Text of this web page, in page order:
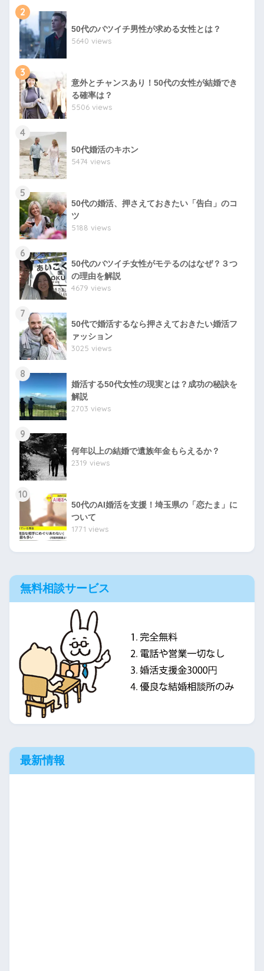
2
50代のバツイチ男性が求める女性とは？
5640 views
3
意外とチャンスあり！50代の女性が結婚でき
る確率は？
5506 views
4
50代婚活のキホン
5474 views
5
50代の婚活、押さえておきたい「告白」のコ
ツ
5188 views
6
50代のバツイチ女性がモテるのはなぜ？３つ
の理由を解説
4679 views
7
50代で婚活するなら押さえておきたい婚活フ
ァッション
3025 views
8
婚活する50代女性の現実とは？成功の秘訣を
解説
2703 views
9
何年以上の結婚で遺族年金もらえるか？
2319 views
10
50代のAI婚活を支援！埼玉県の「恋たま」に
ついて
1771 views
無料相談サービス
最新情報